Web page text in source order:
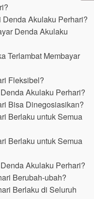
Akulaku Perhari?
Denda Akulaku
Terlambat Membayar
Fleksibel?
Akulaku Perhari?
Bisa Dinegosiasikan?
Berlaku untuk Semua
Berlaku untuk Semua
Akulaku Perhari?
Berubah-ubah?
Berlaku di Seluruh